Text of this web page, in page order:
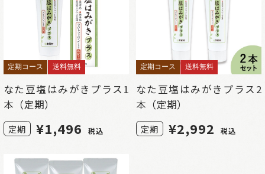
定期コース 送料無料
なた豆塩はみがきプラス1
本（定期）
定期 ¥1,496 税込
定期コース 送料無料
なた豆塩はみがきプラス2
本（定期）
定期 ¥2,992 税込